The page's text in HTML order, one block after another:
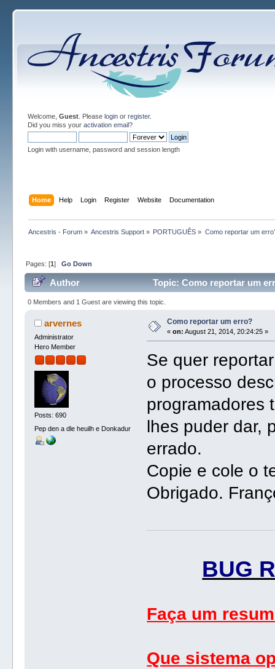
Welcome, Guest. Please loginor register.
Did you miss your activation email?
Login with username, password and session length
Home Help Login Register Website Documentation
Ancestris - Forum» Ancestris Support » PORTUGUÊS » Como reportar um
Pages: [1] Go Down
Author Topic: Como reportar um
0 Members and 1 Guest are viewing this topic.
arvernes
Administrator
Hero Member
Posts: 690
Pep den a dle heuilh e Donkadur
Como reportar um erro?
« on: August 21, 2014, 20:24:25 »
Se quer
o processo
programadores
lhes puder dar,
errado.
Copie e cole o
Obrigado.
BUG
Faça um
Que sistema